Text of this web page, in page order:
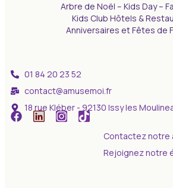
Arbre de Noël – Kids Day –
Kids Club Hôtels &
Anniversaires et Fêtes de
01 84 20 23 52
contact@amusemoi.fr
18 rue Kléber - 92130 Issy les
Contactez notre
Rejoignez notre